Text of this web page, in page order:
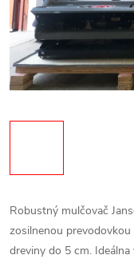
Robustný mulčovač
zosilnenou
dreviny do 5 cm.